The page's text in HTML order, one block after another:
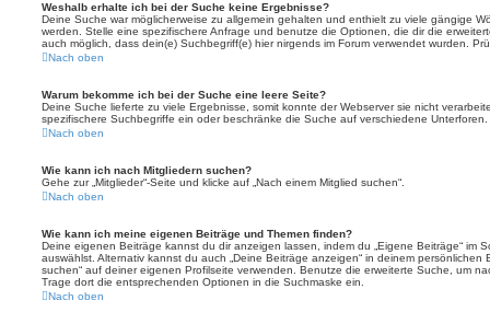
Weshalb erhalte ich bei der Suche keine Ergebnisse?
Deine Suche war möglicherweise zu allgemein gehalten und enthielt zu viele gängige
werden. Stelle eine spezifischere Anfrage und benutze die Optionen, die dir die
auch möglich, dass dein(e) Suchbegriff(e) hier nirgends im Forum verwendet wurden.
Nach oben
Warum bekomme ich bei der Suche eine leere Seite?
Deine Suche lieferte zu viele Ergebnisse, somit konnte der Webserver sie nicht
spezifischere Suchbegriffe ein oder beschränke die Suche auf verschiedene Unterforen.
Nach oben
Wie kann ich nach Mitgliedern suchen?
Gehe zur „Mitglieder“-Seite und klicke auf „Nach einem Mitglied suchen“.
Nach oben
Wie kann ich meine eigenen Beiträge und Themen finden?
Deine eigenen Beiträge kannst du dir anzeigen lassen, indem du „Eigene Beiträge“ im
auswählst. Alternativ kannst du auch „Deine Beiträge anzeigen“ in deinem persönlichen
suchen“ auf deiner eigenen Profilseite verwenden. Benutze die erweiterte Suche, um
Trage dort die entsprechenden Optionen in die Suchmaske ein.
Nach oben